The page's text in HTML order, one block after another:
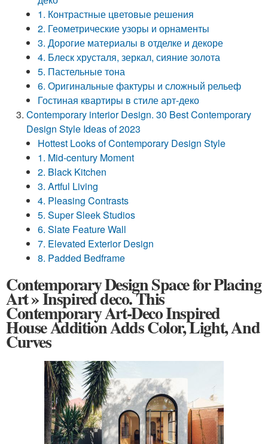
1. Контрастные цветовые решения
2. Геометрические узоры и орнаменты
3. Дорогие материалы в отделке и декоре
4. Блеск хрусталя, зеркал, сияние золота
5. Пастельные тона
6. Оригинальные фактуры и сложный рельеф
Гостиная квартиры в стиле арт-деко
Contemporary interior Design. 30 Best Contemporary
Design Style Ideas of 2023
Hottest Looks of Contemporary Design Style
1. Mid-century Moment
2. Black Kitchen
3. Artful Living
4. Pleasing Contrasts
5. Super Sleek Studios
6. Slate Feature Wall
7. Elevated Exterior Design
8. Padded Bedframe
Contemporary Design Space for Placing
Art » Inspired deco. This
Contemporary Art-Deco Inspired
House Addition Adds Color, Light, And
Curves